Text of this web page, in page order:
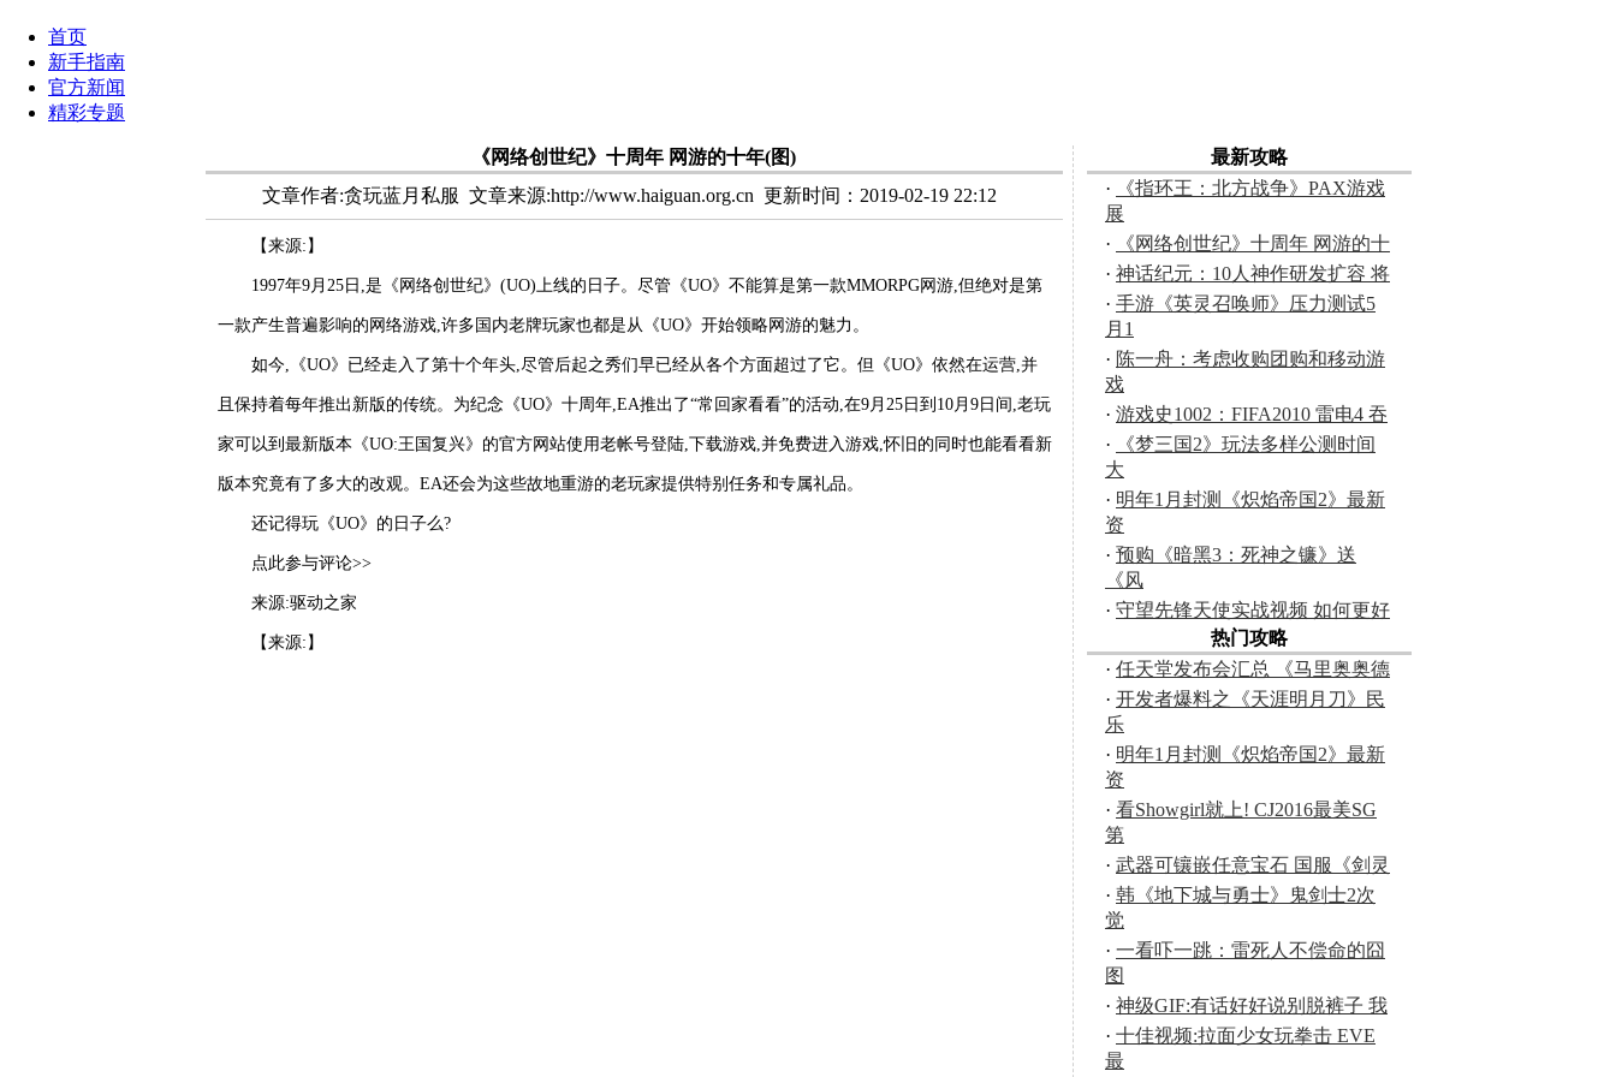
首页
新手指南
官方新闻
精彩专题
《网络创世纪》十周年 网游的十年(图)
文章作者:贪玩蓝月私服 文章来源:http://www.haiguan.org.cn 更新时间：2019-02-19 22:12
【来源:】
1997年9月25日,是《网络创世纪》(UO)上线的日子。尽管《UO》不能算是第一款MMORPG网游,但绝对是第
一款产生普遍影响的网络游戏,许多国内老牌玩家也都是从《UO》开始领略网游的魅力。
如今,《UO》已经走入了第十个年头,尽管后起之秀们早已经从各个方面超过了它。但《UO》依然在运营,并
且保持着每年推出新版的传统。为纪念《UO》十周年,EA推出了“常回家看看”的活动,在9月25日到10月9日间,老玩
家可以到最新版本《UO:王国复兴》的官方网站使用老帐号登陆,下载游戏,并免费进入游戏,怀旧的同时也能看看新
版本究竟有了多大的改观。EA还会为这些故地重游的老玩家提供特别任务和专属礼品。
还记得玩《UO》的日子么?
点此参与评论>>
来源:驱动之家
【来源:】
最新攻略
·
《指环王：北方战争》PAX游戏
展
·
《网络创世纪》十周年 网游的十
· 神话纪元：10人神作研发扩容 将
· 手游《英灵召唤师》压力测试5
月1
· 陈一舟：考虑收购团购和移动游
戏
· 游戏史1002：FIFA2010 雷电4 吞
·
《梦三国2》玩法多样公测时间
大
· 明年1月封测《炽焰帝国2》最新
资
· 预购《暗黑3：死神之镰》送
《风
· 守望先锋天使实战视频 如何更好
热门攻略
· 任天堂发布会汇总 《马里奥奥德
· 开发者爆料之《天涯明月刀》民
乐
· 明年1月封测《炽焰帝国2》最新
资
· 看Showgirl就上! CJ2016最美SG
第
· 武器可镶嵌任意宝石 国服《剑灵
· 韩《地下城与勇士》鬼剑士2次
觉
· 一看吓一跳：雷死人不偿命的囧
图
· 神级GIF:有话好好说别脱裤子 我
· 十佳视频:拉面少女玩拳击 EVE
最